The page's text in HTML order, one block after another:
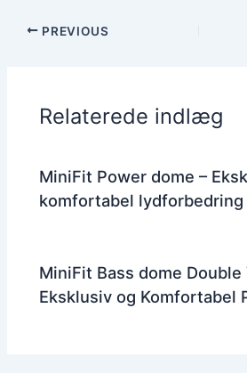
PREVIOUS
Relaterede indlæg
MiniFit Power dome –
komfortabel lydforbedring
MiniFit Bass dome Double
Eksklusiv og Komfortabel